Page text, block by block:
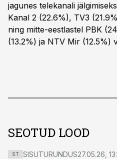
jagunes telekanali
Kanal 2 (22.6%), TV3
ning mitte-eestlastel PBK
(13.2%) ja NTV Mir (12.5%)
SEOTUD LOOD
ST SISUTURUNDUS27.05.26,